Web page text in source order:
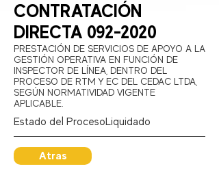
CONTRATACIÓN
DIRECTA 092-2020
PRESTACIÓN DE SERVICIOS DE APOYO A LA
GESTIÓN OPERATIVA EN FUNCIÓN DE
INSPECTOR DE LÍNEA, DENTRO DEL
PROCESO DE RTM Y EC DEL CEDAC LTDA,
SEGÚN NORMATIVIDAD VIGENTE
APLICABLE.
Estado del Proceso:Liquidado
Atras